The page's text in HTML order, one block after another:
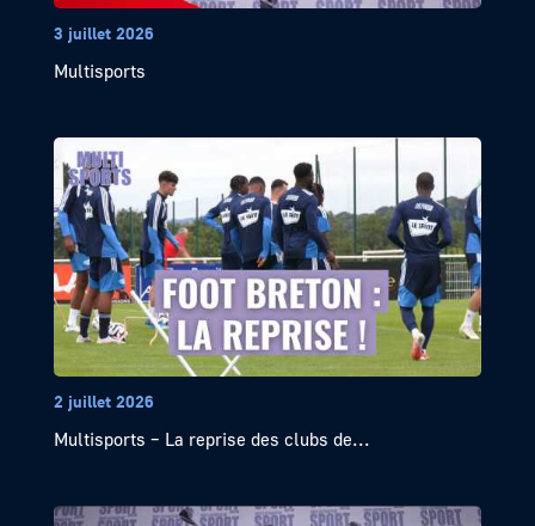
3 juillet 2026
Multisports
2 juillet 2026
Multisports – La reprise des clubs de...